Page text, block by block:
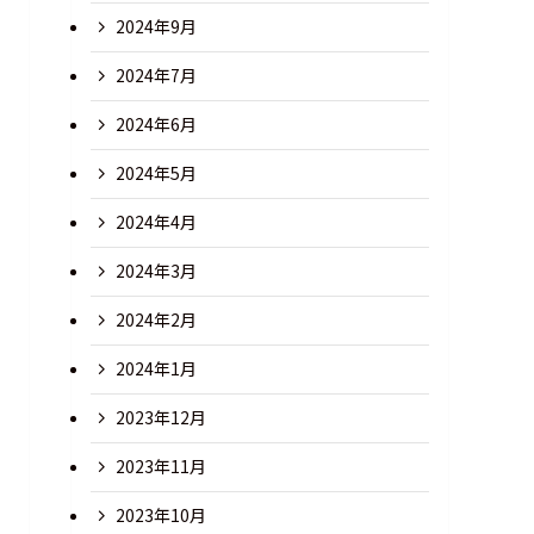
2024年9月
2024年7月
2024年6月
2024年5月
2024年4月
2024年3月
2024年2月
2024年1月
2023年12月
2023年11月
2023年10月